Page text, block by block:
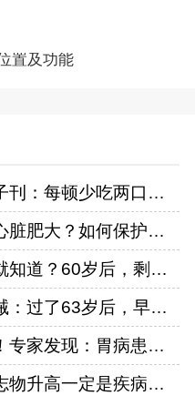
置及功能
科学实锤！《自然》子刊：每顿少吃两口，这种慢性病风险降一半
为什么高血压会引起心脏肥大？如何保护我们的心脏？一文讲清！
寿命长不长，看牙齿就知道？60岁后，剩多少颗才正常？告诉你答案
糖尿病有关？医生告诫：过了63岁后，早起主记“5不要”！
白酒又成为关注中心！专家发现：胃病患者喝白酒时，多留意5点
化疗过程中，肿瘤标志物升高一定是疾病进展了吗？告诉你答案